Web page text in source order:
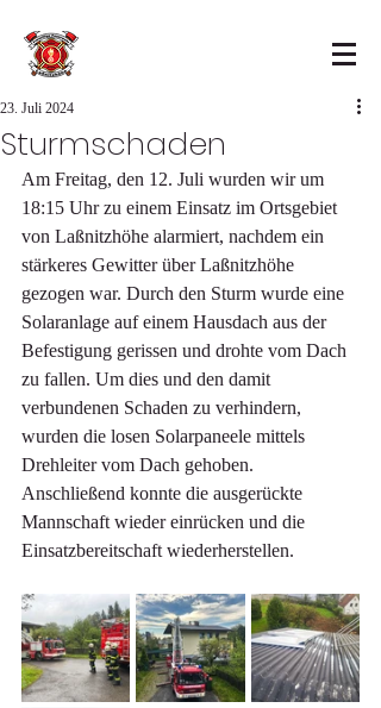
Sturmschaden
23. Juli 2024
Am Freitag, den 12. Juli wurden wir um
18:15 Uhr zu einem Einsatz im Ortsgebiet
von Laßnitzhöhe alarmiert, nachdem ein
stärkeres Gewitter über Laßnitzhöhe
gezogen war. Durch den Sturm wurde eine
Solaranlage auf einem Hausdach aus der
Befestigung gerissen und drohte vom Dach
zu fallen. Um dies und den damit
verbundenen Schaden zu verhindern,
wurden die losen Solarpaneele mittels
Drehleiter vom Dach gehoben.
Anschließend konnte die ausgerückte
Mannschaft wieder einrücken und die
Einsatzbereitschaft wiederherstellen.